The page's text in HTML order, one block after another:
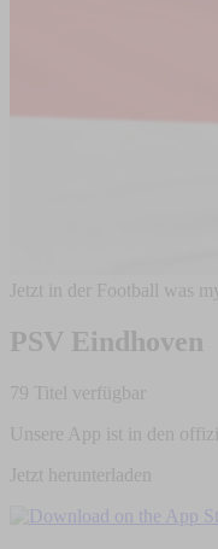
Jetzt in der Football was
PSV Eindhoven
79 Titel verfügbar
Unsere App ist in den
Jetzt herunterladen